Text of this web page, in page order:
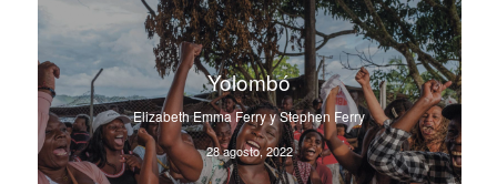
Yolombó
Elizabeth Emma Ferry y Stephen Ferry
28 agosto, 2022